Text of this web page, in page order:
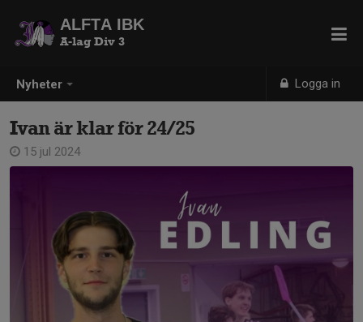
Nyheter Logga in
ALFTA IBK
A-lag Div 3
Ivan är klar för 24/25
15 jul 2024